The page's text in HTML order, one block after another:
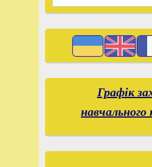
Графік
навчального